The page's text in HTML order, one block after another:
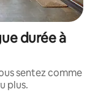
durée à
sentez comme
plus.